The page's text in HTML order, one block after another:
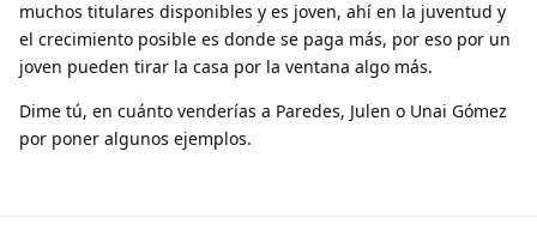
muchos titulares disponibles y es joven, ahí en la juventud y
el crecimiento posible es donde se paga más, por eso por un
joven pueden tirar la casa por la ventana algo más.
Dime tú, en cuánto venderías a Paredes, Julen o Unai Gómez
por poner algunos ejemplos.